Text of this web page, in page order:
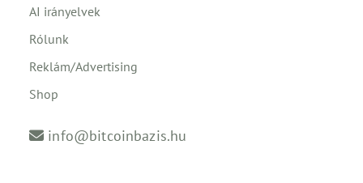
AI irányelvek
Rólunk
Reklám/Advertising
Shop
info@bitcoinbazis.hu